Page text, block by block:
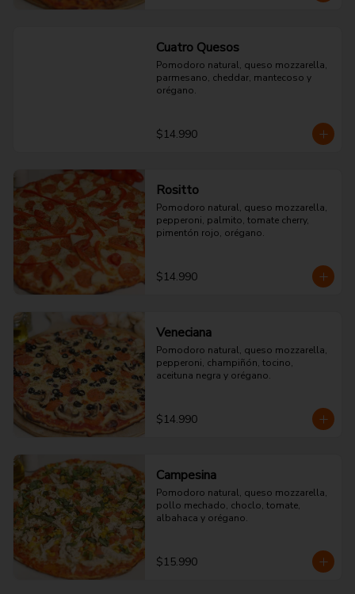
Cuatro Quesos
Pomodoro natural, queso mozzarella,
parmesano, cheddar, mantecoso y
orégano.
$14.990
Rositto
Pomodoro natural, queso mozzarella,
pepperoni, palmito, tomate cherry,
pimentón rojo, orégano.
$14.990
Veneciana
Pomodoro natural, queso mozzarella,
pepperoni, champiñón, tocino,
aceituna negra y orégano.
$14.990
Campesina
Pomodoro natural, queso mozzarella,
pollo mechado, choclo, tomate,
albahaca y orégano.
$15.990